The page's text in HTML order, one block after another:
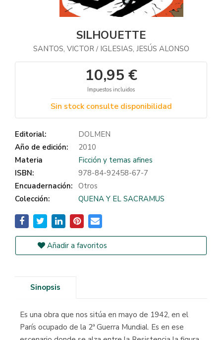
SILHOUETTE
SANTOS, VICTOR / IGLESIAS, JESÚS ALONSO
10,95 €
Impuestos incluidos
Sin stock consulte disponibilidad
Editorial:
DOLMEN
Año de edición:
2010
Materia
Ficción y temas afines
ISBN:
978-84-92458-67-7
Encuadernación: Otros
Colección:
QUENA Y EL SACRAMUS
Añadir a favoritos
Sinopsis
Es una obra que nos sitúa en mayo de 1942, en el
París ocupado de la 2ª Guerra Mundial. Es en ese